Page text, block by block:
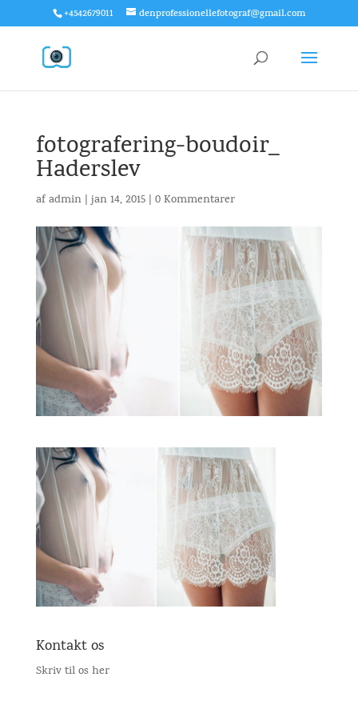
+4542679011 denprofessionellefotograf@gmail.com
fotografering-boudoir_
Haderslev
afadmin|jan 14, 2015| 0 Kommentarer
Kontakt os
Skriv til os her